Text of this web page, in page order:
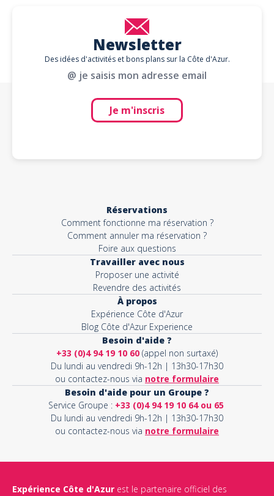
Newsletter
Des idées d'activités et bons plans sur la Côte d'Azur.
@ je saisis mon adresse email
Je m'inscris
Réservations
Comment fonctionne ma réservation ?
Comment annuler ma réservation ?
Foire aux questions
Travailler avec nous
Proposer une activité
Revendre des activités
À propos
Expérience Côte d'Azur
Blog Côte d'Azur Experience
Besoin d'aide ?
+33 (0)4 94 19 10 60 (appel non surtaxé)
Du lundi au vendredi 9h-12h | 13h30-17h30
ou contactez-nous via notre formulaire
Besoin d'aide pour un Groupe ?
Service Groupe : +33 (0)4 94 19 10 64 ou 65
Du lundi au vendredi 9h-12h | 13h30-17h30
ou contactez-nous via notre formulaire
Expérience Côte d'Azur est le partenaire officiel des